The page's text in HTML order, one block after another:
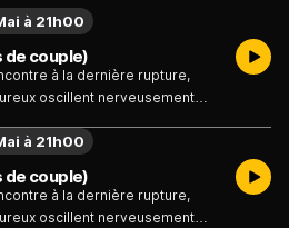
de couple)
à la dernière rupture,
oscillent nerveusement
et femmes se débattent
un feu, d'un malentendu
malgré les efforts surhumains
à 21h00
de couple)
à la dernière rupture,
oscillent nerveusement
à 21h00